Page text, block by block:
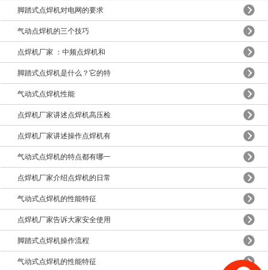
脚踏式点焊机对电网的要求
气动点焊机的三个技巧
点焊机厂家 ：中频点焊机和
脚踏式点焊机是什么？它的特
气动式点焊机性能
点焊机厂家讲述点焊机高压检
点焊机厂家讲述操作点焊机有
气动式点焊机的特点都有哪一
点焊机厂家介绍点焊机的日常
气动式点焊机的性能特征
点焊机厂家告诉大家安全使用
脚踏式点焊机操作流程
气动式点焊机的性能特征